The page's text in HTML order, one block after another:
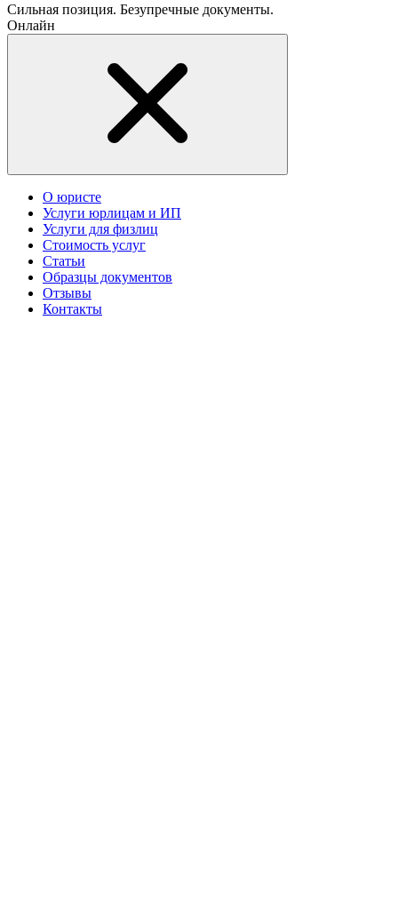
Сильная позиция. Безупречные документы.
Онлайн
О юристе
Услуги юрлицам и ИП
Услуги для физлиц
Стоимость услуг
Статьи
Образцы документов
Отзывы
Контакты